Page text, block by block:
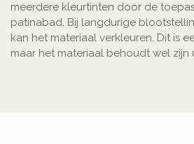
meerdere kleurtinten door de
patinabad. Bij langdurige
kan het materiaal verkleuren. Dit is
maar het materiaal behoudt wel zijn